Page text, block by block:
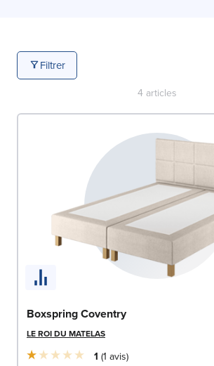
Filtrer
4 articles
Boxspring Coventry
LE ROI DU MATELAS
1 1 avis